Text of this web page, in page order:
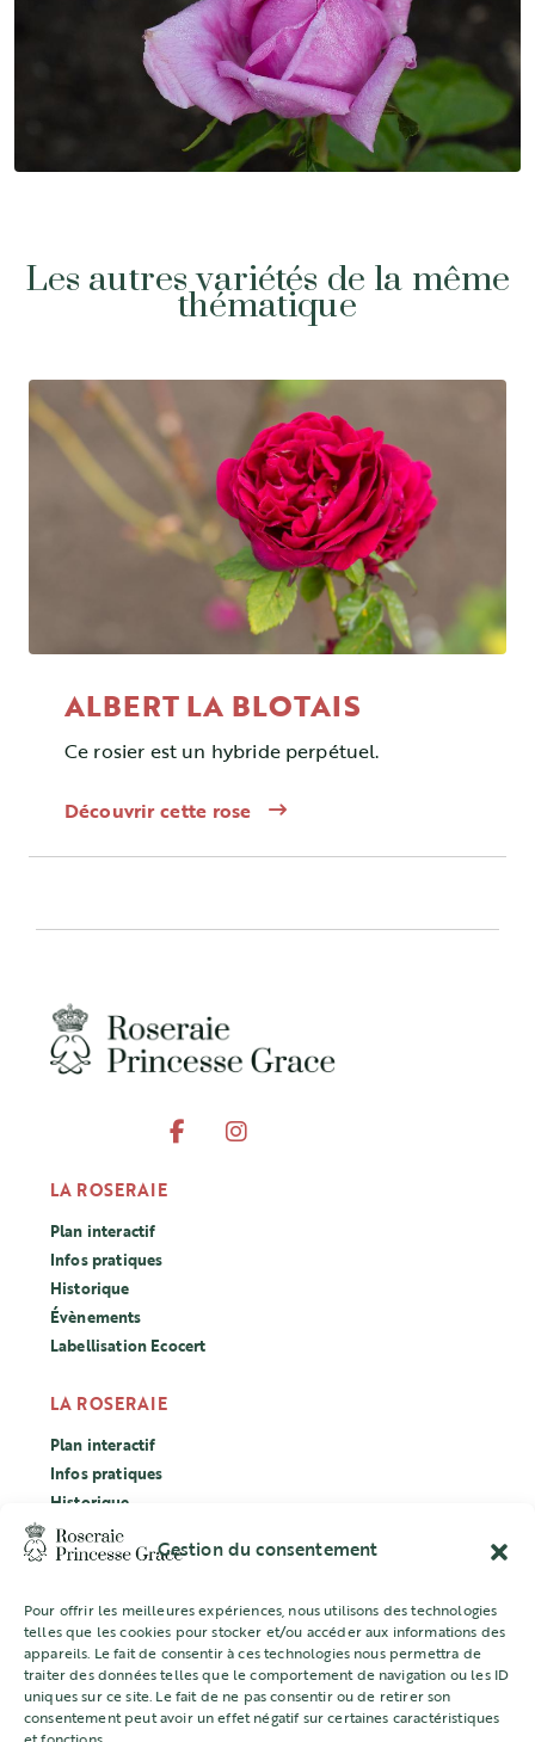
Gestion du consentement
Pour offrir les meilleures expériences, nous utilisons des technologies
telles que les cookies pour stocker et/ou accéder aux informations des
appareils. Le fait de consentir à ces technologies nous permettra de
traiter des données telles que le comportement de navigation ou les ID
uniques sur ce site. Le fait de ne pas consentir ou de retirer son
consentement peut avoir un effet négatif sur certaines caractéristiques
Les autres variétés de la même
thématique
ALBERT LA BLOTAIS
Ce rosier est un hybride perpétuel.
Découvrir cette rose
LA ROSERAIE
Plan interactif
Infos pratiques
Historique
Évènements
Labellisation Ecocert
LA ROSERAIE
Plan interactif
Infos pratiques
Historique
Évènements
Labellisation Ecocert
CONCOURS
L’ASSOCIATION
Mentions légales